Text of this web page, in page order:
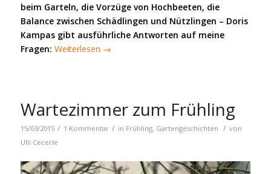
beim Garteln, die Vorzüge von Hochbeeten, die
Balance zwischen Schädlingen und Nützlingen – Doris
Kampas gibt ausführliche Antworten auf meine
Fragen: Weiterlesen →
Wartezimmer zum Frühling
15/03/2015 / 1 Kommentar / in Frühling, Gartengeschichten / von
Ulli Cecerle